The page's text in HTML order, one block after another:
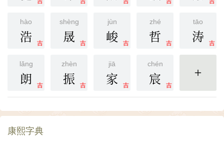
hào
吉
浩
shèng
吉
晟
jùn
吉
峻
zhé
吉
哲
tāo
吉
涛
lǎng
吉
朗
zhèn
吉
振
jiā
吉
家
chén
吉
宸 更多
康熙字典